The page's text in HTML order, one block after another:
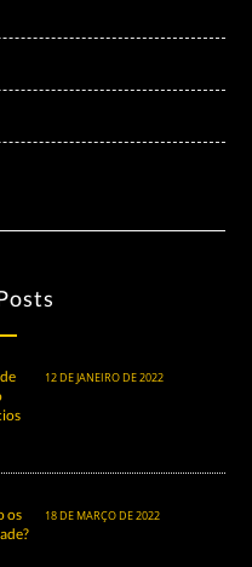
12 DE JANEIRO DE 2022
os
18 DE MARÇO DE 2022